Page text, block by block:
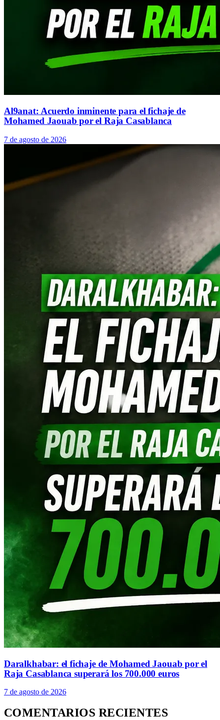
Al9anat: Acuerdo inminente para el fichaje de
Mohamed Jaouab por el Raja Casablanca
7 de agosto de 2026
Daralkhabar: el fichaje de Mohamed Jaouab por el
Raja Casablanca superará los 700.000 euros
7 de agosto de 2026
COMENTARIOS RECIENTES